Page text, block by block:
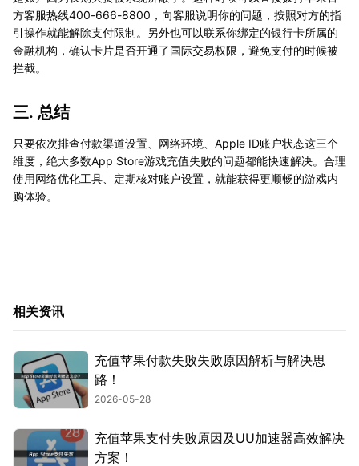
方客服热线400-666-8800，向客服说明你的问题，按照对方的指
引操作就能解除支付限制。另外也可以联系你绑定的银行卡所属的
金融机构，确认卡片是否开通了国际交易权限，避免支付的时候被
拦截。
三. 总结
只要依次排查付款渠道设置、网络环境、Apple ID账户状态这三个
维度，绝大多数App Store游戏充值失败的问题都能快速解决。合理
使用网络优化工具、定期核对账户设置，就能获得更顺畅的游戏内
购体验。
相关资讯
充值苹果付款失败失败原因解析与解决思
路！
2026-05-28
充值苹果支付失败原因及UU加速器高效解决
方案！